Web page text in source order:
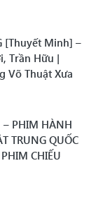
[Thuyết Minh] –
Trần Hữu |
Võ Thuật Xưa
– PHIM HÀNH
TRUNG QUỐC
CHIẾU